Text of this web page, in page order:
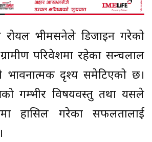
रोयल भीमसनेले डिजाइन गरेको
परिवेशमा रहेका सन्चलाल
दृश्य समेटिएको छ।
गम्भीर विषयवस्तु तथा यसले
हासिल गरेका सफलतालाई